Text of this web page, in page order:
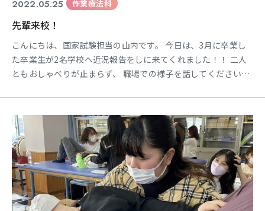
2022.05.25 作業療法科
先輩来校！
こんにちは、国家試験担当の山内です。 今日は、3月に卒業し
た卒業生が2名学校へ近況報告をしに来てくれました！！ 二人
ともおしゃべりが止まらず、 職場での様子を話してくださいま
話しぶりで一安心できました。 二人とも初任給を満額頂けたよ
うで、 教員や国家試験勉強中の3年生に向けてお菓子の差し入
れまでしてくれちゃいました💦 （ありがとね♪） 2